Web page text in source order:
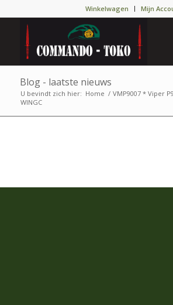
Winkelwagen Mijn
Blog - laatste nieuws
U bevindt zich hier: Home / VMP9007 * Viper
WINGC